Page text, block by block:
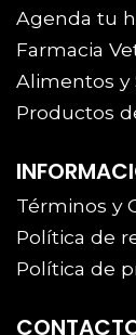
Agenda tu
Farmacia
Alimentos y
Productos
Términos y
Política de
Política de